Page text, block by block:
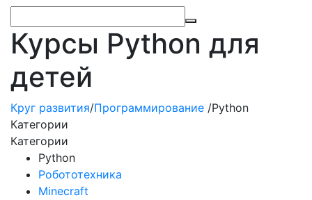
Курсы Python для
детей
Круг развития/Программирование /Python
Категории
Категории
Python
Робототехника
Minecraft